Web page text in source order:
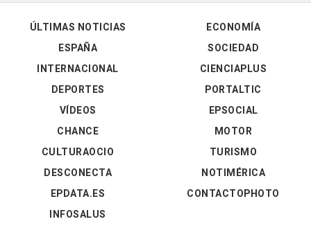
ÚLTIMAS NOTICIAS
ESPAÑA
INTERNACIONAL
DEPORTES
VÍDEOS
ECONOMÍA
SOCIEDAD
CIENCIAPLUS
PORTALTIC
EPSOCIAL
CHANCE
CULTURAOCIO
DESCONECTA
EPDATA.ES
INFOSALUS
MOTOR
TURISMO
NOTIMÉRICA
CONTACTOPHOTO